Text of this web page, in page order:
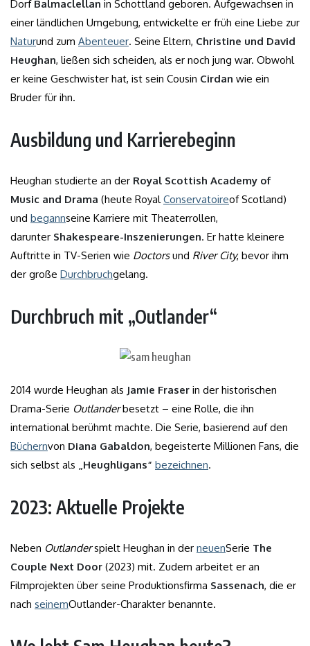
Dorf Balmaclellan in Schottland geboren. Aufgewachsen in
einer ländlichen Umgebung, entwickelte er früh eine Liebe zur
Naturund zum Abenteuer. Seine Eltern, Christine und David
Heughan, ließen sich scheiden, als er noch jung war. Obwohl
er keine Geschwister hat, ist sein Cousin Cirdan wie ein
Bruder für ihn.
Ausbildung und Karrierebeginn
Heughan studierte an der Royal Scottish Academy of
Music and Drama (heute RoyalConservatoireof Scotland)
und begannseine Karriere mit Theaterrollen,
darunter Shakespeare-Inszenierungen. Er hatte kleinere
Auftritte in TV-Serien wie Doctorsund River City, bevor ihm
der große Durchbruchgelang.
Durchbruch mit „Outlander“
2014 wurde Heughan als Jamie Fraser in der historischen
Drama-Serie Outlanderbesetzt – eine Rolle, die ihn
international berühmt machte. Die Serie, basierend auf den
Büchernvon Diana Gabaldon, begeisterte Millionen Fans, die
sich selbst als „Heughligans“ bezeichnen.
2023: Aktuelle Projekte
Neben Outlanderspielt Heughan in der neuenSerie The
Couple Next Door (2023) mit. Zudem arbeitet er an
Filmprojekten über seine Produktionsfirma Sassenach, die er
nach seinemOutlander-Charakter benannte.